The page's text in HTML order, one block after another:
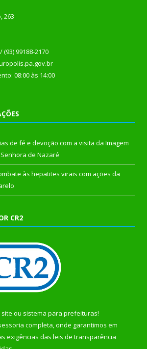
263
(93) 99188-2170
08:00 às 14:00
de fé e devoção com a visita da Imagem
de Nazaré
às hepatites virais com ações da
CR2
ou sistema para prefeituras!
completa, onde garantimos em
exigências das leis de transparência